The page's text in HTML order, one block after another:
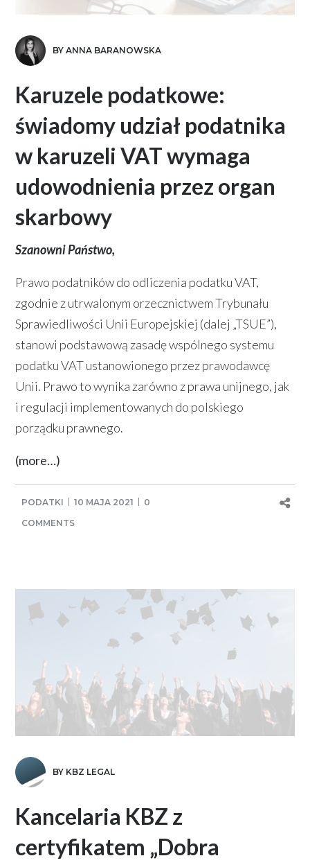
BY ANNA BARANOWSKA
Karuzele podatkowe:
świadomy udział podatnika
w karuzeli VAT wymaga
udowodnienia przez organ
skarbowy
Szanowni Państwo,
Prawo podatników do odliczenia podatku VAT,
zgodnie z utrwalonym orzecznictwem Trybunału
Sprawiedliwości Unii Europejskiej (dalej „TSUE”),
stanowi podstawową zasadę wspólnego systemu
podatku VAT ustanowionego przez prawodawcę
Unii. Prawo to wynika zarówno z prawa unijnego, jak
i regulacji implementowanych do polskiego
porządku prawnego.
(more…)
PODATKI 10 MAJA 2021
0
COMMENTS
BY KBZ LEGAL
Kancelaria KBZ z
certyfikatem „Dobra